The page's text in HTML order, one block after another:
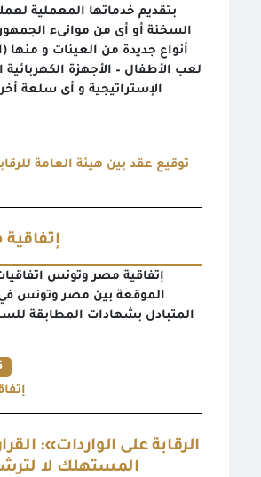
بتقديم خدماتها المعملية
السخنة أو أى من موانىء
أنواع جديدة من العينات و منها
لعب الأطفال – الأجهزة الكهربائية
الإستراتيجية و أى سلعة
توقيع عقد بين هيئة العامة
إتفاقية مصر وتونس
الموقعة بين مصر وتونس
المتبادل بشهادات المطابقة
المستهلك لا